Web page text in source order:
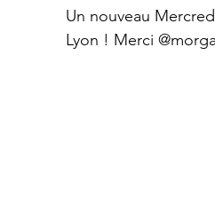
Un nouveau
Lyon ! Merci